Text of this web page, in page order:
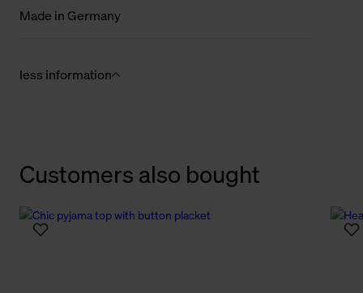
Made in Germany
less information
Customers also bought